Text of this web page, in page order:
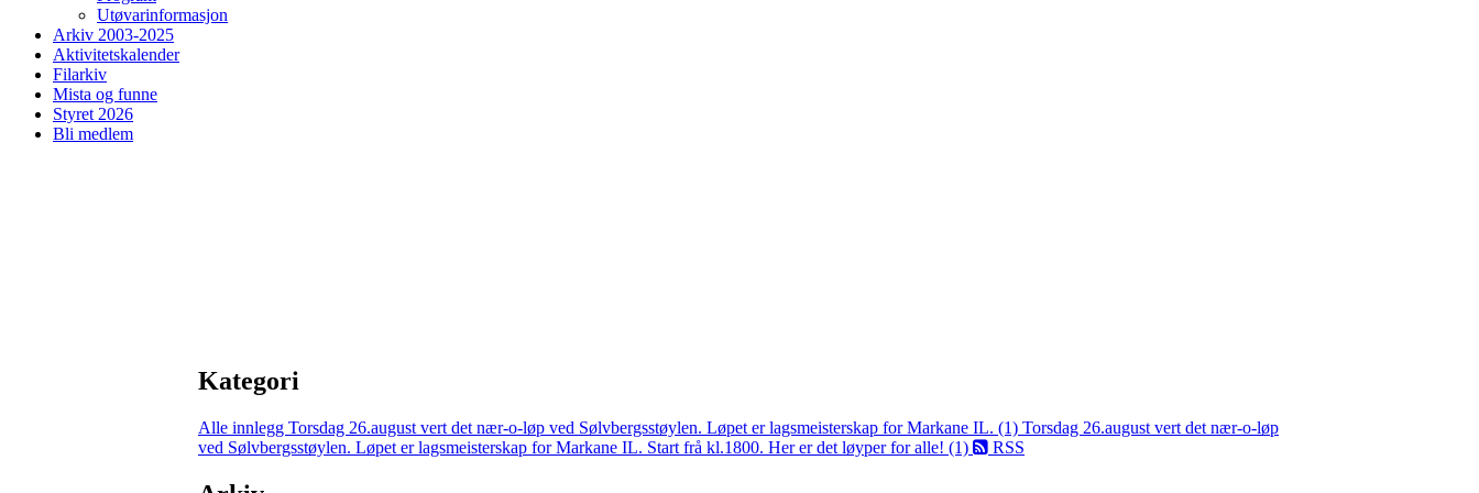
Utøvarinformasjon
Arkiv 2003-2025
Aktivitetskalender
Filarkiv
Mista og funne
Styret 2026
Bli medlem
Kategori
Alle innlegg Torsdag 26.august vert det nær-o-løp ved Sølvbergsstøylen. Løpet er lagsmeisterskap for Markane IL. (1) Torsdag 26.august vert det nær-o-løp
ved Sølvbergsstøylen. Løpet er lagsmeisterskap for Markane IL. Start frå kl.1800. Her er det løyper for alle! (1)
RSS